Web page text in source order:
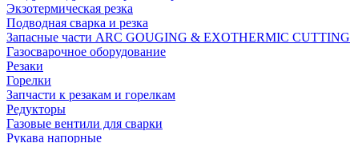
Экзотермическая резка
Подводная сварка и резка
Запасные части ARC GOUGING & EXOTHERMIC CUTTING
Газосварочное оборудование
Резаки
Горелки
Запчасти к резакам и горелкам
Редукторы
Газовые вентили для сварки
Рукава напорные